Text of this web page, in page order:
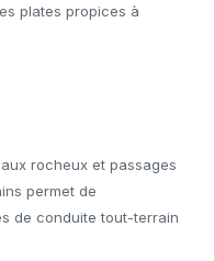
plates propices à
rocheux et passages
permet de
de conduite tout-terrain